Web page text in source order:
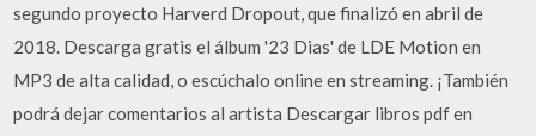
segundo proyecto Harverd Dropout, que finalizó en abril de
2018. Descarga gratis el álbum '23 Dias' de LDE Motion en
MP3 de alta calidad, o escúchalo online en streaming. ¡También
podrá dejar comentarios al artista Descargar libros pdf en